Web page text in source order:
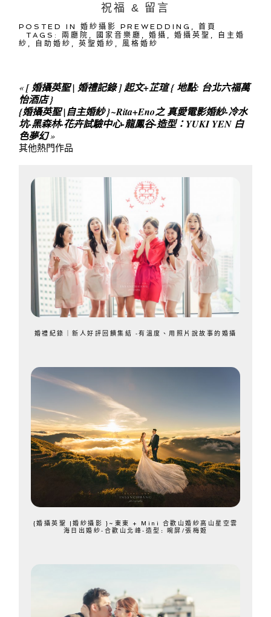
祝福 & 留言
POSTED IN婚紗攝影 PREWEDDING ,首頁
TAGS: 兩廳院 , 國家音樂廳 ,婚攝 ,婚攝英聖 ,
自主婚
紗 , 自助婚紗 ,英聖婚紗 ,風格婚紗
«[ 婚攝英聖 | 婚禮記錄 ] 起文+芷瑄 { 地點: 台北六福萬
怡酒店 }
{婚攝英聖 |自主婚紗 }~Rita+Eno之 真愛電影婚紗-冷水
坑-黑森林-花卉試驗中心-龍鳳谷-造型：YUKI YEN 白
色夢幻»
其他熱門作品
婚禮紀錄｜新人好評回饋集結 -有溫度、用照片說故事的婚攝
{婚攝英聖 |婚紗攝影 }~東東 + Mini 合歡山婚紗高山星空雲
海日出婚紗-合歡山北峰-造型: 晼屏/張梅姬